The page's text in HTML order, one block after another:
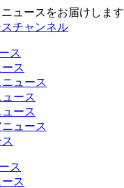
ュースをお届けします
チャンネル
ス
ス
ュース
ース
ース
ュース
ス
ス